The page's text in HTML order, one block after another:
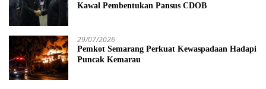
Kawal Pembentukan Pansus CDOB
29/07/2026
Pemkot Semarang Perkuat Kewaspadaan Hadapi
Puncak Kemarau